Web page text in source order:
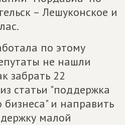
– Лешуконское и
по этому
не нашли
забрать 22
статьи "поддержка
бизнеса" и направить
малой